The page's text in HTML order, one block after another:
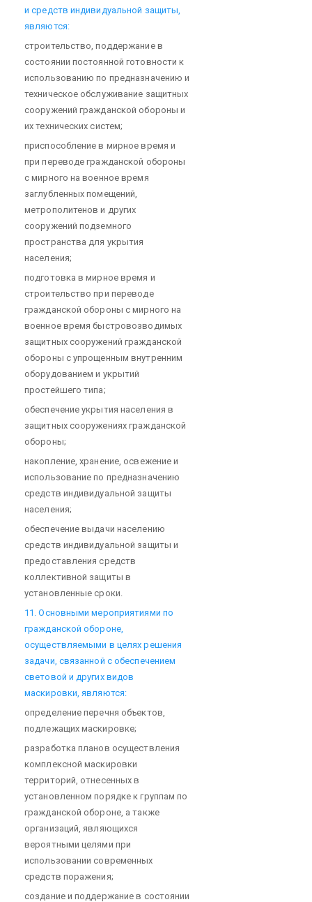
и средств индивидуальной защиты,
являются:
строительство, поддержание в
состоянии постоянной готовности к
использованию по предназначению и
техническое обслуживание защитных
сооружений гражданской обороны и
их технических систем;
приспособление в мирное время и
при переводе гражданской обороны
с мирного на военное время
заглубленных помещений,
метрополитенов и других
сооружений подземного
пространства для укрытия
населения;
подготовка в мирное время и
строительство при переводе
гражданской обороны с мирного на
военное время быстровозводимых
защитных сооружений гражданской
обороны с упрощенным внутренним
оборудованием и укрытий
простейшего типа;
обеспечение укрытия населения в
защитных сооружениях гражданской
обороны;
накопление, хранение, освежение и
использование по предназначению
средств индивидуальной защиты
населения;
обеспечение выдачи населению
средств индивидуальной защиты и
предоставления средств
коллективной защиты в
установленные сроки.
11. Основными мероприятиями по
гражданской обороне,
осуществляемыми в целях решения
задачи, связанной с обеспечением
световой и других видов
маскировки, являются:
определение перечня объектов,
подлежащих маскировке;
разработка планов осуществления
комплексной маскировки
территорий, отнесенных в
установленном порядке к группам по
гражданской обороне, а также
организаций, являющихся
вероятными целями при
использовании современных
средств поражения;
создание и поддержание в состоянии